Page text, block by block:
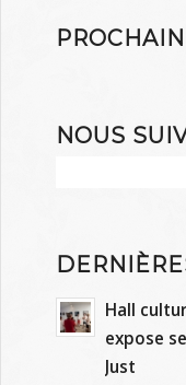
NOUS
Hall
expose
Just